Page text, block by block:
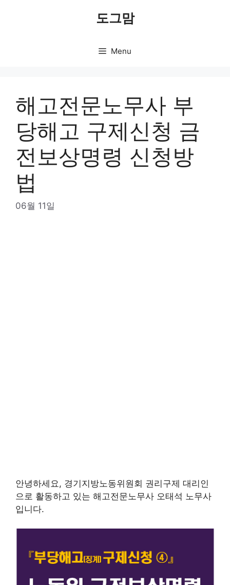
도그맘
Menu
해고전문노무사 부
당해고 구제신청 금
전보상명령 신청방
법
06월 11일
안녕하세요, 경기지방노동위원회 권리구제 대리인
으로 활동하고 있는 해고전문노무사 오태석 노무사
입니다.